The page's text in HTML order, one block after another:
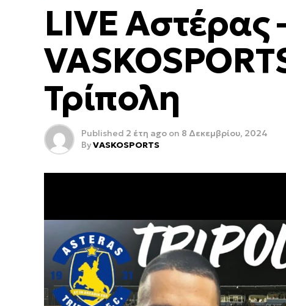
LIVE Αστέρας
Τρίπολη
Published 2 έτη ago on 8 Δεκεμβρίου, 2024
ByVASKOSPORTS